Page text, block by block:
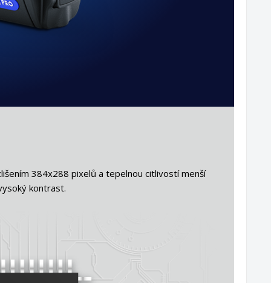
384x288 pixelů a tepelnou citlivostí menší
kontrast.